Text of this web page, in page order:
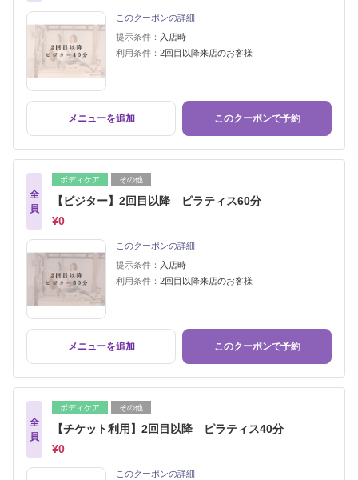
このクーポンの詳細
提示条件：
入店時
利用条件： 2回目以降来店のお客様
メニューを追加 このクーポンで予約
全
員
ボディケア その他
【ビジター】2回目以降 ピラティス60分
¥0
このクーポンの詳細
提示条件：
入店時
利用条件： 2回目以降来店のお客様
メニューを追加 このクーポンで予約
全
員
ボディケア その他
【チケット利用】2回目以降 ピラティス40分
¥0
このクーポンの詳細